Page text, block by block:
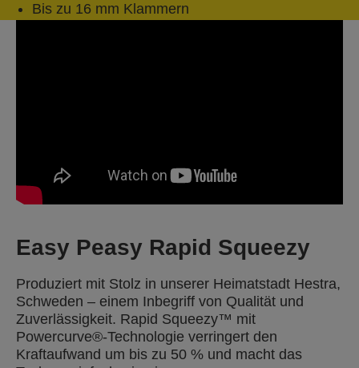
Bis zu 16 mm Klammern
Easy Peasy Rapid Squeezy
Produziert mit Stolz in unserer Heimatstadt Hestra,
Schweden – einem Inbegriff von Qualität und
Zuverlässigkeit. Rapid Squeezy™ mit
Powercurve®-Technologie verringert den
Kraftaufwand um bis zu 50 % und macht das